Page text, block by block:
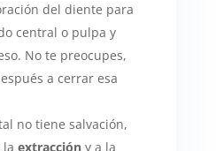
del diente para
central o pulpa y
No te preocupes,
a cerrar esa
no tiene salvación,
la extracción y a la